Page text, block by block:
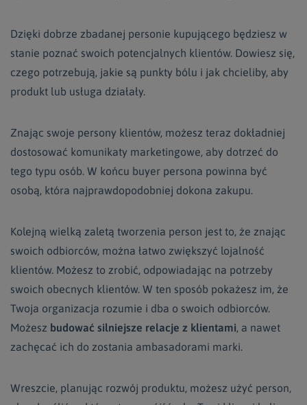
Dzięki dobrze zbadanej personie kupującego będziesz w
stanie poznać swoich potencjalnych klientów. Dowiesz się,
czego potrzebują, jakie są punkty bólu i jak chcieliby, aby
produkt lub usługa działały.
Znając swoje persony klientów, możesz teraz dokładniej
dostosować komunikaty marketingowe, aby dotrzeć do
tego typu osób. W końcu buyer persona powinna być
osobą, która najprawdopodobniej dokona zakupu.
Kolejną wielką zaletą tworzenia person jest to, że znając
swoich odbiorców, można łatwo zwiększyć lojalność
klientów. Możesz to zrobić, odpowiadając na potrzeby
swoich obecnych klientów. W ten sposób pokażesz im, że
Twoja organizacja rozumie i dba o swoich odbiorców.
Możesz budować silniejsze relacje z klientami, a nawet
zachęcać ich do zostania ambasadorami marki.
Wreszcie, planując rozwój produktu, możesz użyć person,